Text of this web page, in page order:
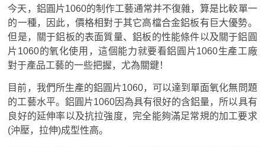
今天，鋁圓片1060的制作工藝通常并不復雜，算是比較單一
的一種，因此，價格相對于其它高檔合金鋁板有巨大優勢。
但是，關于鋁板的表面質量、鋁板的性能條件以及關于鋁圓
片1060的氧化使用，這個能力就要看鋁圓片1060生產工廠
對于產品工藝的一些把握，尤為關鍵！
目前，我們所生產的鋁圓片1060，可以達到單面氧化無問題
的工藝水平。鋁圓片1060因為具有很好的含鋁量，所以具有
良好的延伸率以及抗拉強度，完全能夠滿足常規的加工要求
(沖壓，拉伸)成型性高。